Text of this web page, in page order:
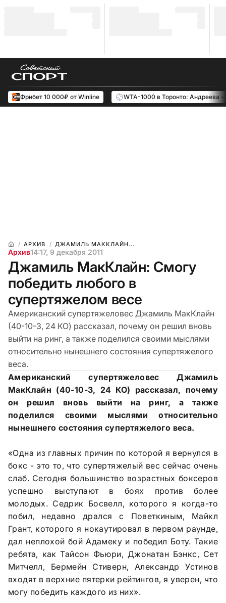
Фрибет 10 000₽ от Winline WTA-1000 в Торонто: Андреева
АРХИВ ДЖАМИЛЬ МАККЛАЙН...
Архив14:17, 9 декабря 2011
Джамиль МакКлайн: Смогу
победить любого в
супертяжелом весе
Американский супертяжеловес Джамиль МакКлайн
(40-10-3, 24 КО) рассказал, почему он решил вновь
выйти на ринг, а также поделился своими мыслями
относительно нынешнего состояния супертяжелого
веса.
Американский супертяжеловес Джамиль
МакКлайн (40-10-3, 24 КО) рассказал, почему
он решил вновь выйти на ринг, а также
поделился своими мыслями относительно
нынешнего состояния супертяжелого веса.
«Одна из главных причин по которой я вернулся в
бокс - это то, что супертяжелый вес сейчас очень
слаб. Сегодня большинство возрастных боксеров
успешно выступают в боях против более
молодых. Седрик Босвелл, которого я когда-то
побил, недавно дрался с Поветкиным, Майкл
Грант, которого я нокаутировал в первом раунде,
дал неплохой бой Адамеку и победил Боту. Такие
ребята, как Тайсон Фьюри, Джонатан Бэнкс, Сет
Митчелл, Бермейн Стиверн, Александр Устинов
входят в верхние пятерки рейтингов, я уверен, что
могу победить каждого из них».